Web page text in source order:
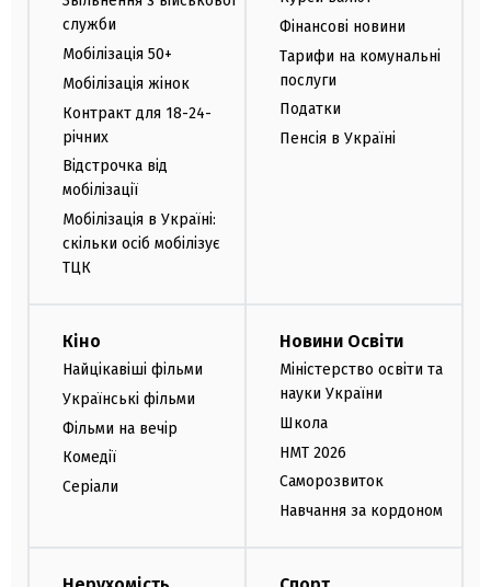
служби
Мобілізація 50+
Мобілізація жінок
Контракт для 18-24-
річних
Відстрочка від
мобілізації
Мобілізація в Україні:
скільки осіб мобілізує
ТЦК
Фінансові новини
Тарифи на комунальні
послуги
Податки
Пенсія в Україні
Кіно
Найцікавіші фільми
Українські фільми
Фільми на вечір
Комедії
Серіали
Новини Освіти
Міністерство освіти та
науки України
Школа
НМТ 2026
Саморозвиток
Навчання за кордоном